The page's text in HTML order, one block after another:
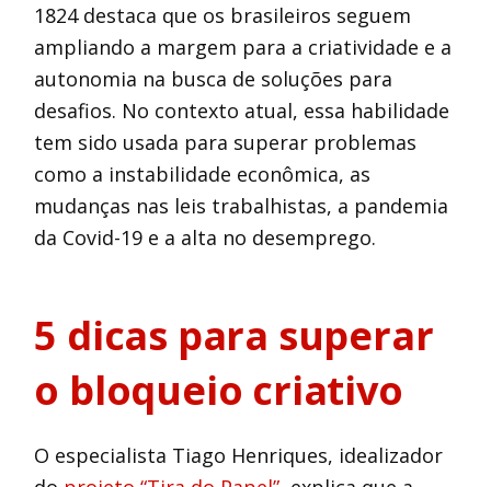
1824 destaca que os brasileiros seguem
ampliando a margem para a criatividade e a
autonomia na busca de soluções para
desafios. No contexto atual, essa habilidade
tem sido usada para superar problemas
como a instabilidade econômica, as
mudanças nas leis trabalhistas, a pandemia
da Covid-19 e a alta no desemprego.
5 dicas para superar
o bloqueio criativo
O especialista Tiago Henriques, idealizador